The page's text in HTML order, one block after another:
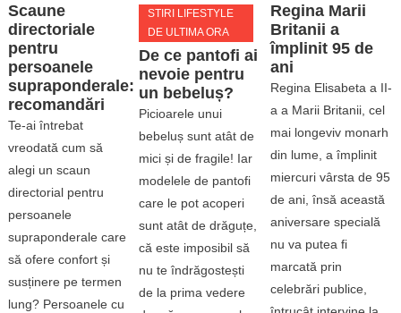
Scaune
directoriale
pentru
persoanele
supraponderale:
recomandări
Te-ai întrebat
vreodată cum să
alegi un scaun
directorial pentru
persoanele
supraponderale care
să ofere confort și
susținere pe termen
lung? Persoanele cu
STIRI LIFESTYLE
DE ULTIMA ORA
De ce pantofi ai
nevoie pentru
un bebeluș?
Picioarele unui
bebeluș sunt atât de
mici și de fragile! Iar
modelele de pantofi
care le pot acoperi
sunt atât de drăguțe,
că este imposibil să
nu te îndrăgostești
de la prima vedere
Regina Marii
Britanii a
împlinit 95 de
ani
Regina Elisabeta a II-
a a Marii Britanii, cel
mai longeviv monarh
din lume, a împlinit
miercuri vârsta de 95
de ani, însă această
aniversare specială
nu va putea fi
marcată prin
celebrări publice,